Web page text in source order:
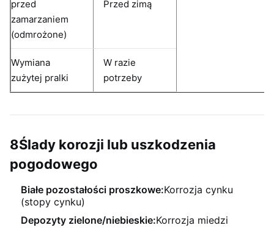
przed
zamarzaniem
(odmrożone)
Przed zimą
Wymiana
zużytej pralki
W razie
potrzeby
8Ślady korozji lub uszkodzenia
pogodowego
Białe pozostałości proszkowe:Korrozja cynku
(stopy cynku)
Depozyty zielone/niebieskie:Korrozja miedzi